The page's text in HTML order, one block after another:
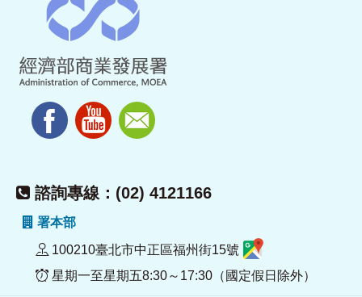
諮詢專線：(02) 4121166
署本部
100210臺北市中正區福州街15號
星期一至星期五8:30～17:30（國定假日除外）